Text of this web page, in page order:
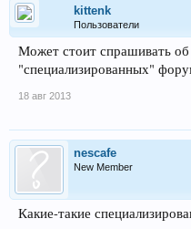
kittenk
Пользователи
Может стоит спрашивать
"специализированных"
18 авг 2013
nescafe
New Member
Какие-такие